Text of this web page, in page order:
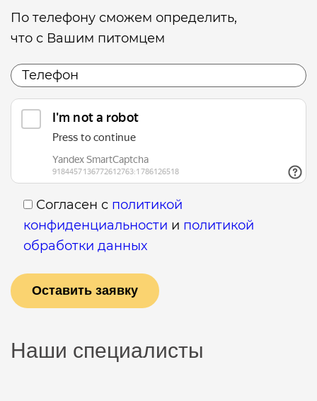
По телефону сможем определить,
что с Вашим питомцем
Согласен с политикой
конфиденциальности и политикой
обработки данных
Наши специалисты